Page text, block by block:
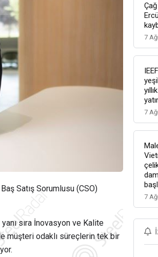
Satış Sorumlusu (CSO)
sıra İnovasyon ve Kalite
müşteri odaklı süreçlerin tek bir
7
7
7